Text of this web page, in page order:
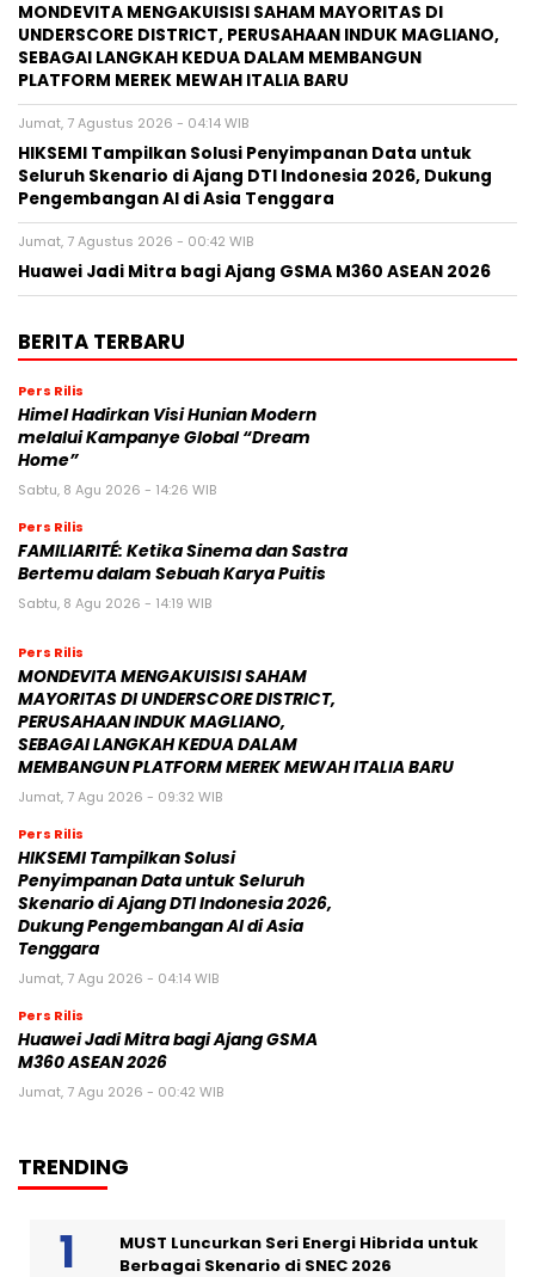
MONDEVITA MENGAKUISISI SAHAM MAYORITAS DI
UNDERSCORE DISTRICT, PERUSAHAAN INDUK MAGLIANO,
SEBAGAI LANGKAH KEDUA DALAM MEMBANGUN
PLATFORM MEREK MEWAH ITALIA BARU
Jumat, 7 Agustus 2026 - 04:14 WIB
HIKSEMI Tampilkan Solusi Penyimpanan Data untuk
Seluruh Skenario di Ajang DTI Indonesia 2026, Dukung
Pengembangan AI di Asia Tenggara
Jumat, 7 Agustus 2026 - 00:42 WIB
Huawei Jadi Mitra bagi Ajang GSMA M360 ASEAN 2026
BERITA TERBARU
Pers Rilis
Himel Hadirkan Visi Hunian Modern
melalui Kampanye Global “Dream
Home”
Sabtu, 8 Agu 2026 - 14:26 WIB
Pers Rilis
FAMILIARITÉ: Ketika Sinema dan Sastra
Bertemu dalam Sebuah Karya Puitis
Sabtu, 8 Agu 2026 - 14:19 WIB
Pers Rilis
MONDEVITA MENGAKUISISI SAHAM
MAYORITAS DI UNDERSCORE DISTRICT,
PERUSAHAAN INDUK MAGLIANO,
SEBAGAI LANGKAH KEDUA DALAM
MEMBANGUN PLATFORM MEREK MEWAH ITALIA BARU
Jumat, 7 Agu 2026 - 09:32 WIB
Pers Rilis
HIKSEMI Tampilkan Solusi
Penyimpanan Data untuk Seluruh
Skenario di Ajang DTI Indonesia 2026,
Dukung Pengembangan AI di Asia
Tenggara
Jumat, 7 Agu 2026 - 04:14 WIB
Pers Rilis
Huawei Jadi Mitra bagi Ajang GSMA
M360 ASEAN 2026
Jumat, 7 Agu 2026 - 00:42 WIB
TRENDING
MUST Luncurkan Seri Energi Hibrida untuk
Berbagai Skenario di SNEC 2026